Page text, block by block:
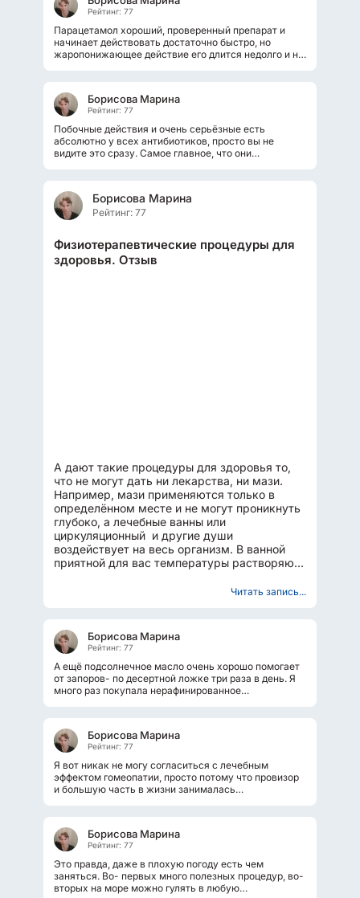
Рейтинг: 77
Парацетамол хороший, проверенный препарат и
начинает действовать достаточно быстро, но
жаропонижающее действие его длится недолго и не
Борисова Марина
Рейтинг: 77
Побочные действия и очень серьёзные есть
абсолютно у всех антибиотиков, просто вы не
видите это сразу. Самое главное, что они
Борисова Марина
Рейтинг: 77
Физиотерапевтические процедуры для
здоровья. Отзыв
А дают такие процедуры для здоровья то,
что не могут дать ни лекарства, ни мази.
Например, мази применяются только в
определённом месте и не могут проникнуть
глубоко, а лечебные ванны или
циркуляционный и другие души
воздействует на весь организм. В ванной
приятной для вас температуры растворяют
Читать запись...
Борисова Марина
Рейтинг: 77
А ещё подсолнечное масло очень хорошо помогает
от запоров- по десертной ложке три раза в день. Я
много раз покупала нерафинированное
Борисова Марина
Рейтинг: 77
Я вот никак не могу согласиться с лечебным
эффектом гомеопатии, просто потому что провизор
и большую часть в жизни занималась
Борисова Марина
Рейтинг: 77
Это правда, даже в плохую погоду есть чем
заняться. Во- первых много полезных процедур, во-
вторых на море можно гулять в любую